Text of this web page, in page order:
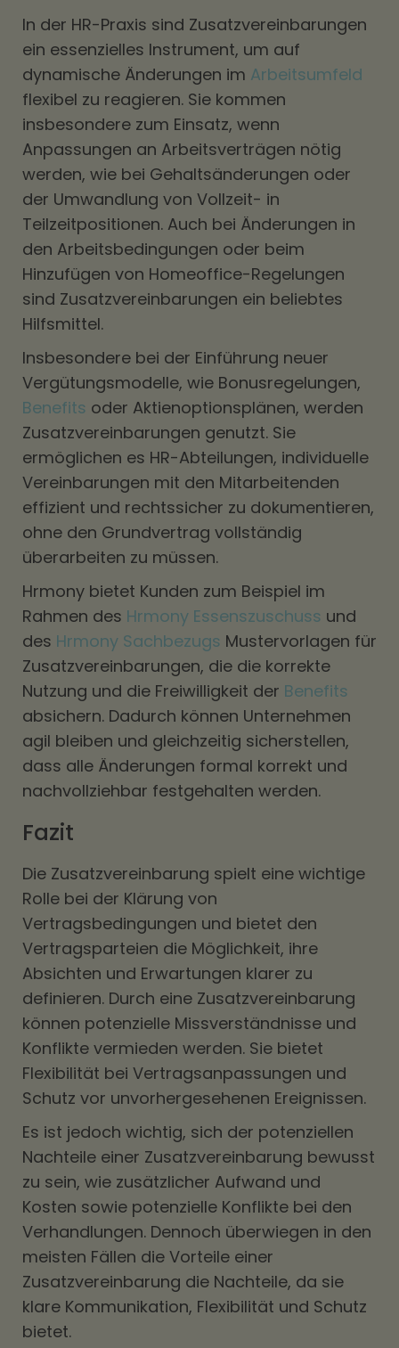
In der HR-Praxis sind Zusatzvereinbarungen
ein essenzielles Instrument, um auf
dynamische Änderungen im Arbeitsumfeld
flexibel zu reagieren. Sie kommen
insbesondere zum Einsatz, wenn
Anpassungen an Arbeitsverträgen nötig
werden, wie bei Gehaltsänderungen oder
der Umwandlung von Vollzeit- in
Teilzeitpositionen. Auch bei Änderungen in
den Arbeitsbedingungen oder beim
Hinzufügen von Homeoffice-Regelungen
sind Zusatzvereinbarungen ein beliebtes
Hilfsmittel.
Insbesondere bei der Einführung neuer
Vergütungsmodelle, wie Bonusregelungen,
Benefits oder Aktienoptionsplänen, werden
Zusatzvereinbarungen genutzt. Sie
ermöglichen es HR-Abteilungen, individuelle
Vereinbarungen mit den Mitarbeitenden
effizient und rechtssicher zu dokumentieren,
ohne den Grundvertrag vollständig
überarbeiten zu müssen.
Hrmony bietet Kunden zum Beispiel im
Rahmen des Hrmony Essenszuschuss und
des Hrmony Sachbezugs Mustervorlagen für
Zusatzvereinbarungen, die die korrekte
Nutzung und die Freiwilligkeit der Benefits
absichern. Dadurch können Unternehmen
agil bleiben und gleichzeitig sicherstellen,
dass alle Änderungen formal korrekt und
nachvollziehbar festgehalten werden.
Fazit
Die Zusatzvereinbarung spielt eine wichtige
Rolle bei der Klärung von
Vertragsbedingungen und bietet den
Vertragsparteien die Möglichkeit, ihre
Absichten und Erwartungen klarer zu
definieren. Durch eine Zusatzvereinbarung
können potenzielle Missverständnisse und
Konflikte vermieden werden. Sie bietet
Flexibilität bei Vertragsanpassungen und
Schutz vor unvorhergesehenen Ereignissen.
Es ist jedoch wichtig, sich der potenziellen
Nachteile einer Zusatzvereinbarung bewusst
zu sein, wie zusätzlicher Aufwand und
Kosten sowie potenzielle Konflikte bei den
Verhandlungen. Dennoch überwiegen in den
meisten Fällen die Vorteile einer
Zusatzvereinbarung die Nachteile, da sie
klare Kommunikation, Flexibilität und Schutz
bietet.